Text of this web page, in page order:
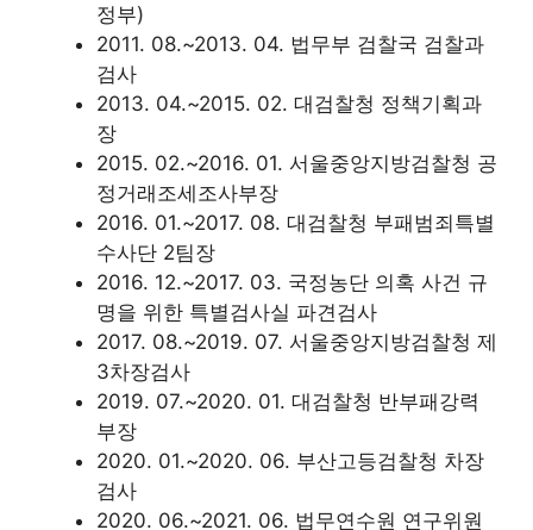
정부)
2011. 08.~2013. 04. 법무부 검찰국 검찰과
검사
2013. 04.~2015. 02. 대검찰청 정책기획과
장
2015. 02.~2016. 01. 서울중앙지방검찰청 공
정거래조세조사부장
2016. 01.~2017. 08. 대검찰청 부패범죄특별
수사단 2팀장
2016. 12.~2017. 03. 국정농단 의혹 사건 규
명을 위한 특별검사실 파견검사
2017. 08.~2019. 07. 서울중앙지방검찰청 제
3차장검사
2019. 07.~2020. 01. 대검찰청 반부패강력
부장
2020. 01.~2020. 06. 부산고등검찰청 차장
검사
2020. 06.~2021. 06. 법무연수원 연구위원